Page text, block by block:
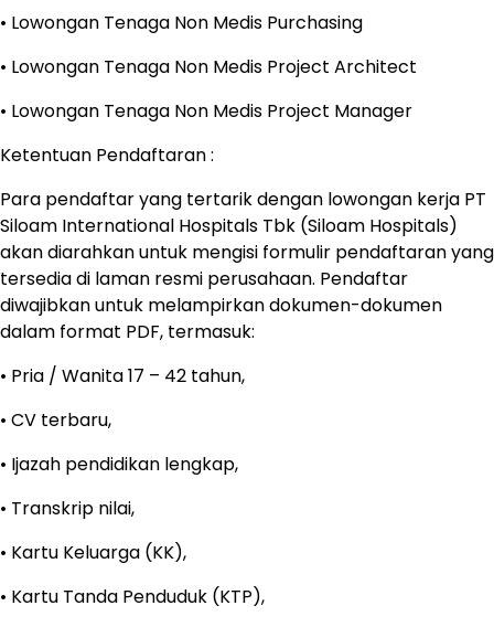
• Lowongan Tenaga Non Medis Purchasing
• Lowongan Tenaga Non Medis Project Architect
• Lowongan Tenaga Non Medis Project Manager
Ketentuan Pendaftaran :
Para pendaftar yang tertarik dengan lowongan kerja PT
Siloam International Hospitals Tbk (Siloam Hospitals)
akan diarahkan untuk mengisi formulir pendaftaran yang
tersedia di laman resmi perusahaan. Pendaftar
diwajibkan untuk melampirkan dokumen-dokumen
dalam format PDF, termasuk:
• Pria / Wanita 17 – 42 tahun,
• CV terbaru,
• Ijazah pendidikan lengkap,
• Transkrip nilai,
• Kartu Keluarga (KK),
• Kartu Tanda Penduduk (KTP),